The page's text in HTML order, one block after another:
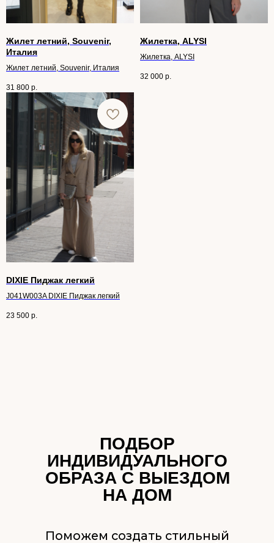
Жилет летний, Souvenir,
Италия
Жилет летний, Souvenir, Италия
31 800 р.
Жилетка, ALYSI
Жилетка, ALYSI
32 000 р.
DIXIE Пиджак легкий
J041W003A DIXIE Пиджак легкий
23 500 р.
Проведём разбор текущего гардероба,
выявим, что можно оставить, а что
обновить, и подскажем, как стильно
сочетать вещи.
ЗАПИСАТЬСЯ